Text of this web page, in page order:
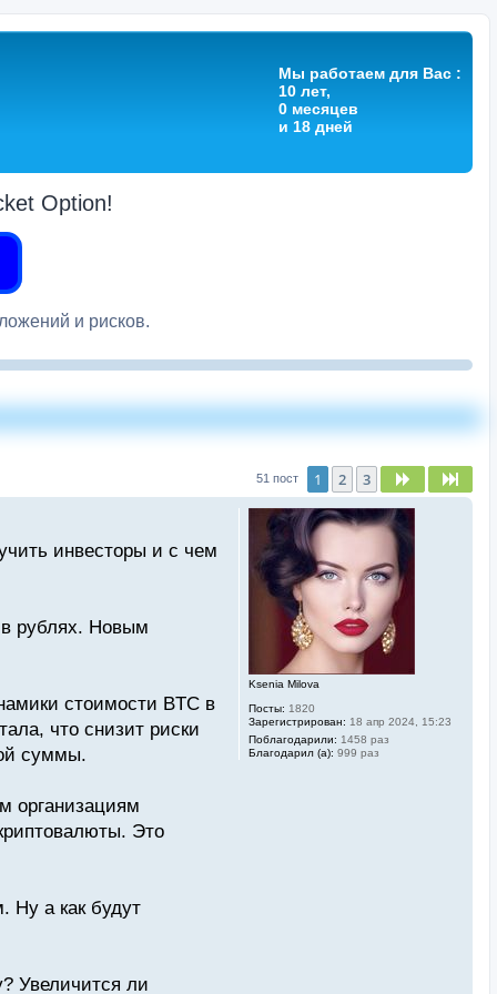
Мы работаем для Вас :
10 лет,
0 месяцев
и 18 дней
Option!
и рисков.
51 пост 1 2 3 След.
Ksenia Milova
Посты: 1820
Зарегистрирован: 18 апр 2024, 15:23
Поблагодарили: 1458 раз
Благодарил (а): 999 раз
инвесторы и с чем
в рублях. Новым
стоимости BTC в
что снизит риски
суммы.
организациям
Это
Ну а как будут
Увеличится ли